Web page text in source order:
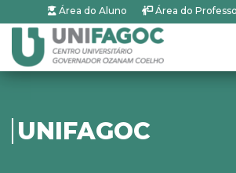
Área do Aluno Área do
UNIFAGOC